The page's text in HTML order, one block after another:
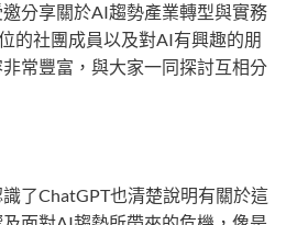
分享關於AI趨勢產業轉型與實務
的社團成員以及對AI有興趣的朋
常豐富，與大家一同探討互相分
了ChatGPT也清楚說明有關於這